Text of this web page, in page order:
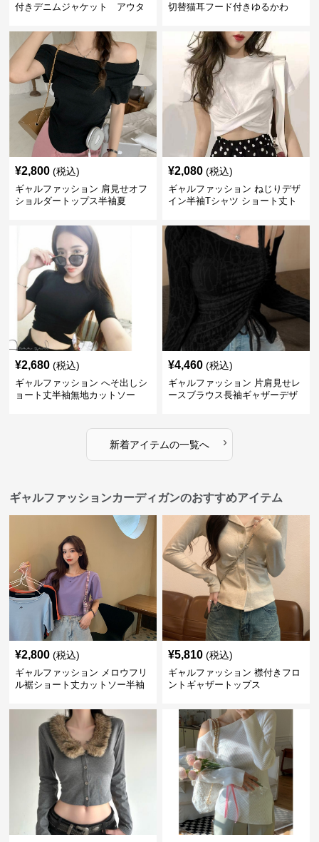
付きデニムジャケット アウタ
切替猫耳フード付きゆるかわ
¥2,800 (税込)
ギャルファッション 肩見せオフ
ショルダートップス半袖夏
¥2,080 (税込)
ギャルファッション ねじりデザ
イン半袖Tシャツ ショート丈ト
¥2,680 (税込)
ギャルファッション へそ出しシ
ョート丈半袖無地カットソー
¥4,460 (税込)
ギャルファッション 片肩見せレ
ースブラウス長袖ギャザーデザ
新着アイテムの一覧へ ›
ギャルファッションカーディガンのおすすめアイテム
¥2,800 (税込)
ギャルファッション メロウフリ
ル裾ショート丈カットソー半袖
¥5,810 (税込)
ギャルファッション 襟付きフロ
ントギャザートップス